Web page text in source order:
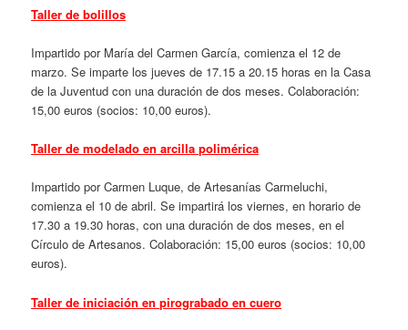
Taller de bolillos
Impartido por María del Carmen García, comienza el 12 de
marzo. Se imparte los jueves de 17.15 a 20.15 horas en la Casa
de la Juventud con una duración de dos meses. Colaboración:
15,00 euros (socios: 10,00 euros).
Taller de modelado en arcilla polimérica
Impartido por Carmen Luque, de Artesanías Carmeluchi,
comienza el 10 de abril. Se impartirá los viernes, en horario de
17.30 a 19.30 horas, con una duración de dos meses, en el
Círculo de Artesanos. Colaboración: 15,00 euros (socios: 10,00
euros).
Taller de iniciación en pirograbado en cuero